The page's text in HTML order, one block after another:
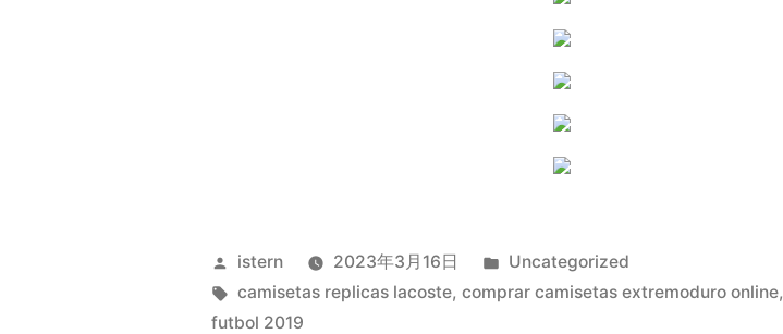
Publicado
por
istern 2023年3月16日
Publicado
en
Uncategorized
Etiquetas:
camisetas replicas lacoste,comprar camisetas extremoduro online,
futbol 2019